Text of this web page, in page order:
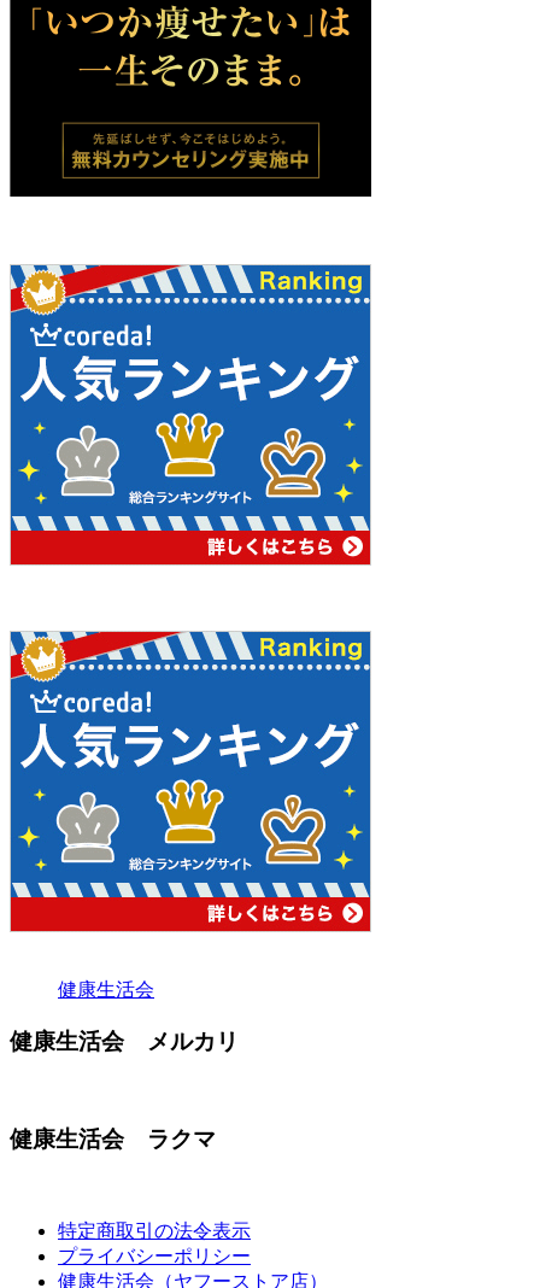
健康生活会
健康生活会 メルカリ
健康生活会 ラクマ
特定商取引の法令表示
プライバシーポリシー
健康生活会（ヤフーストア店）